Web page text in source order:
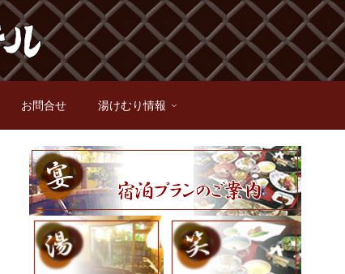
お問合せ 湯けむり情報